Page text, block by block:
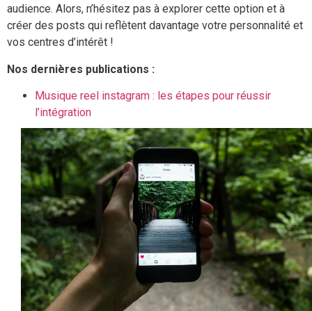
audience. Alors, n’hésitez pas à explorer cette option et à
créer des posts qui reflètent davantage votre personnalité et
vos centres d’intérêt !
Nos dernières publications :
Musique reel instagram : les étapes pour réussir
l’intégration